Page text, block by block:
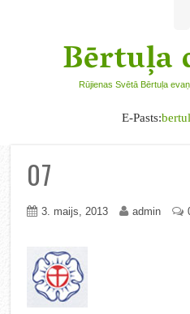
Bērtuļa
Rūjienas Svētā Bērtuļa
E-Pasts:
07
3. maijs, 2013 admin